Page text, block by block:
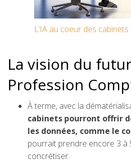
L’IA au coeur des cabinets
La vision du
Profession
À terme, avec la
cabinets pourront offrir
les données, comme le
pourrait prendre encore 3 à
concrétiser.